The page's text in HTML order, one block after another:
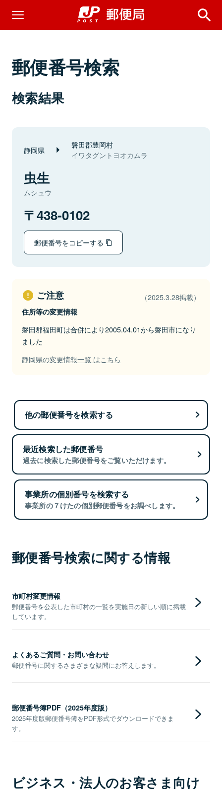
郵便番号検索
検索結果
静岡県 磐田郡豊岡村
イワタグントヨオカムラ
虫生
ムシュウ
438-0102
郵便番号をコピーする
ご注意 （2025.3.28掲載）
住所等の変更情報
磐田郡福田町は合併により2005.04.01から磐田市になり
ました
静岡県の変更情報一覧 はこちら
他の郵便番号を検索する
最近検索した郵便番号
過去に検索した郵便番号をご覧いただけます。
事業所の個別番号を検索する
事業所の７けたの個別郵便番号をお調べします。
郵便番号検索に関する情報
市町村変更情報
郵便番号を公表した市町村の一覧を実施日の新しい順に掲載
しています。
よくあるご質問・お問い合わせ
郵便番号に関するさまざまな疑問にお答えします。
郵便番号簿PDF（2025年度版）
2025年度版郵便番号簿をPDF形式でダウンロードできま
す。
ビジネス・法人のお客さま向け